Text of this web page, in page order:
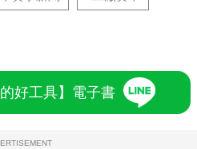
好工具】電子書